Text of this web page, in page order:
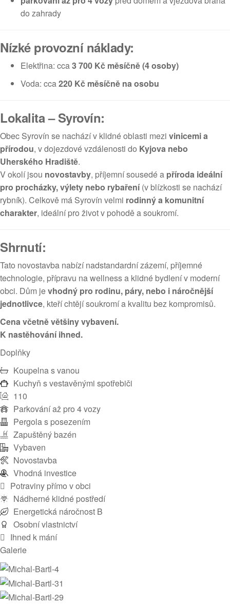
do zahrady
Nízké provozní náklady:
Elektřina: cca3 700 Kč měsíčně (4 osoby)
Voda: cca220 Kč měsíčně na osobu
Lokalita – Syrovín:
Obec Syrovín se nachází v klidné oblasti mezi vinicemi a
přírodou, v dojezdové vzdálenosti do Kyjova nebo
Uherského Hradiště.
V okolí jsou novostavby, příjemní sousedé a příroda ideální
pro procházky, výlety nebo rybaření(v blízkosti se nachází
rybník). Celkově má Syrovín velmi rodinný a komunitní
charakter, ideální pro život v pohodě a soukromí.
Shrnutí:
Tato novostavba nabízí nadstandardní zázemí, příjemné
technologie, přípravu na wellness a klidné bydlení v moderní
obci. Dům jevhodný pro rodinu, páry, nebo i náročnější
jednotlivce, kteří chtějí soukromí a kvalitu bez kompromisů.
Cena včetně většiny vybavení.
K nastěhování ihned.
Doplňky
Koupelna s vanou
Kuchyň s vestavěnými spotřebiči
110
Parkování až pro 4 vozy
Pergola s posezením
Zapuštěný bazén
Vybaven
Novostavba
Vhodná investice
Potraviny přímo v obci
Nádherné klidné postředí
Energetická náročnost B
Osobní vlastnictví
Ihned k mání
Galerie